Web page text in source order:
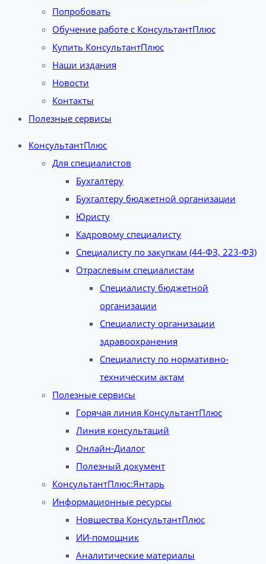
Попробовать
Обучение работе с КонсультантПлюс
Купить КонсультантПлюс
Наши издания
Новости
Контакты
Полезные сервисы
КонсультантПлюс
Для специалистов
Бухгалтеру
Бухгалтеру бюджетной организации
Юристу
Кадровому специалисту
Специалисту по закупкам (44-ФЗ, 223-ФЗ)
Отраслевым специалистам
Специалисту бюджетной
организации
Специалисту организации
здравоохранения
Специалисту по нормативно-
техническим актам
Полезные сервисы
Горячая линия КонсультантПлюс
Линия консультаций
Онлайн-Диалог
Полезный документ
КонсультантПлюс:Янтарь
Информационные ресурсы
Новшества КонсультантПлюс
ИИ-помощник
Аналитические материалы